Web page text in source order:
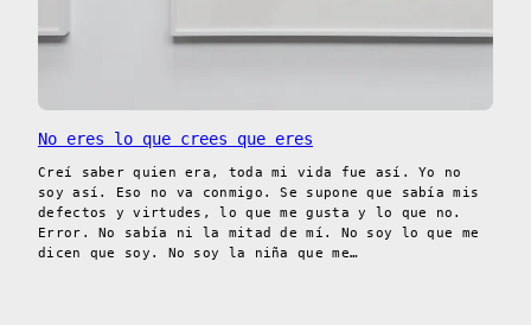
No eres lo que crees que eres
Creí saber quien era, toda mi vida fue así. Yo no
soy así. Eso no va conmigo. Se supone que sabía mis
defectos y virtudes, lo que me gusta y lo que no.
Error. No sabía ni la mitad de mí. No soy lo que me
dicen que soy. No soy la niña que me…